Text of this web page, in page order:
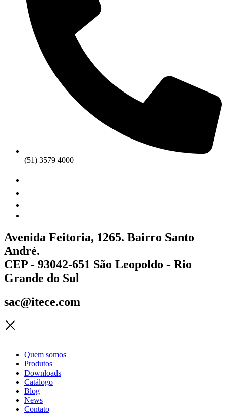
(51) 3579 4000
Avenida Feitoria, 1265. Bairro Santo
André.
CEP - 93042-651 São Leopoldo - Rio
Grande do Sul
sac@itece.com
Quem somos
Produtos
Downloads
Catálogo
Blog
News
Contato